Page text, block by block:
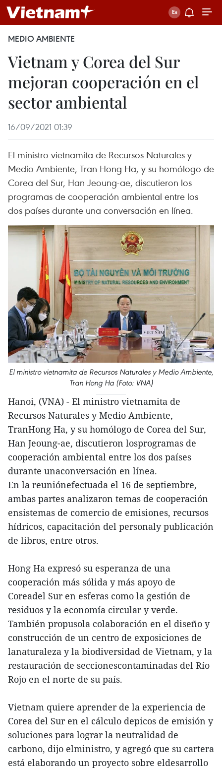
MEDIO AMBIENTE
Vietnam y Corea del Sur
mejoran cooperación en el
sector ambiental
16/09/2021 01:39
El ministro vietnamita de Recursos Naturales y
Medio Ambiente, Tran Hong Ha, y su homólogo de
Corea del Sur, Han Jeoung-ae, discutieron los
programas de cooperación ambiental entre los
dos países durante una conversación en línea.
El ministro vietnamita de Recursos Naturales y Medio Ambiente,
Tran Hong Ha (Foto: VNA)
Hanoi, (VNA) - El ministro vietnamita de
Recursos Naturales y Medio Ambiente,
TranHong Ha, y su homólogo de Corea del Sur,
Han Jeoung-ae, discutieron losprogramas de
cooperación ambiental entre los dos países
durante unaconversación en línea.
En la reuniónefectuada el 16 de septiembre,
ambas partes analizaron temas de cooperación
ensistemas de comercio de emisiones, recursos
hídricos, capacitación del personaly publicación
de libros, entre otros.
Hong Ha expresó su esperanza de una
cooperación más sólida y más apoyo de
Coreadel Sur en esferas como la gestión de
residuos y la economía circular y verde.
También propusola colaboración en el diseño y
construcción de un centro de exposiciones de
lanaturaleza y la biodiversidad de Vietnam, y la
restauración de seccionescontaminadas del Río
Rojo en el norte de su país.
Vietnam quiere aprender de la experiencia de
Corea del Sur en el cálculo depicos de emisión y
soluciones para lograr la neutralidad de
carbono, dijo elministro, y agregó que su cartera
está elaborando un proyecto sobre eldesarrollo